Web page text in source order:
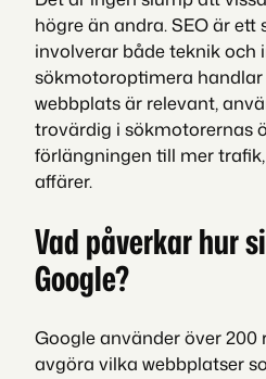
högre än andra. SEO är
involverar både teknik och
sökmotoroptimera
webbplats är relevant,
trovärdig i sökmotorernas
förlängningen till mer
affärer.
Vad påverkar hur
Google?
Google använder över
avgöra vilka webbplatser